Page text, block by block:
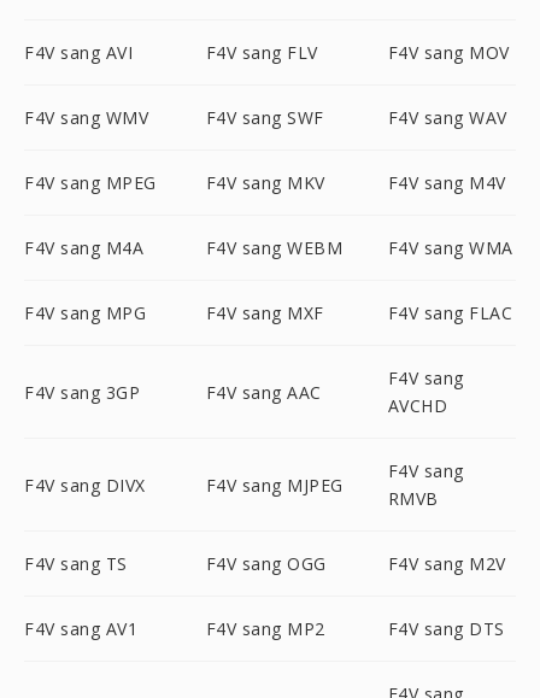
F4V sang AVI F4V sang FLV F4V sang MOV
F4V sang WMV F4V sang SWF F4V sang WAV
F4V sang MPEG F4V sang MKV F4V sang M4V
F4V sang M4A F4V sang WEBM F4V sang WMA
F4V sang MPG F4V sang MXF F4V sang FLAC
F4V sang 3GP F4V sang AAC
F4V sang
AVCHD
F4V sang DIVX F4V sang MJPEG
F4V sang
RMVB
F4V sang TS F4V sang OGG F4V sang M2V
F4V sang AV1 F4V sang MP2 F4V sang DTS